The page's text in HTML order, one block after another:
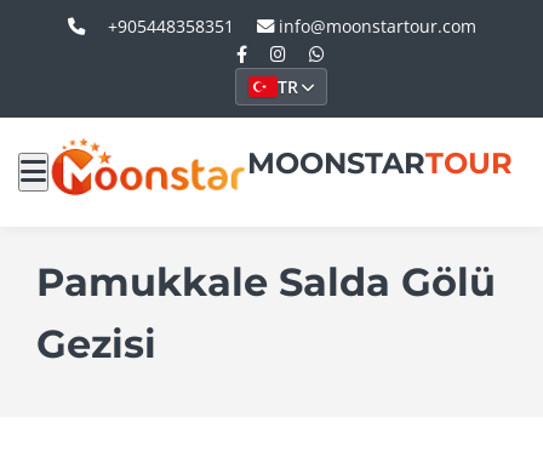
+905448358351 info@moonstartour.com
TR
MOONSTARTOUR
Pamukkale Salda Gölü
Gezisi